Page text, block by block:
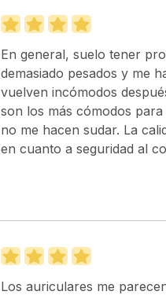
En general, suelo tener
demasiado pesados y me
vuelven incómodos
son los más cómodos
no me hacen sudar. La
en cuanto a seguridad al
Los auriculares me